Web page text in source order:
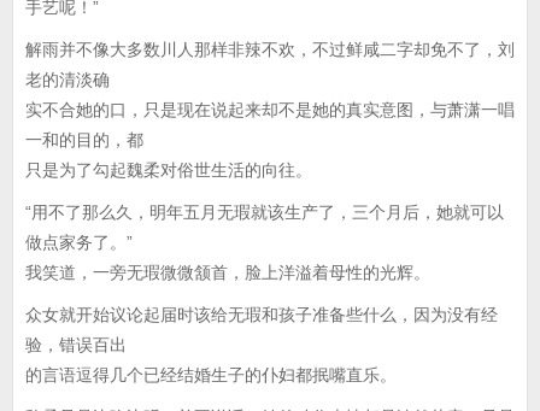
手艺呢！”
解雨并不像大多数川人那样非辣不欢，不过鲜咸二字却免不了，刘
老的清淡确
实不合她的口，只是现在说起来却不是她的真实意图，与萧潇一唱
一和的目的，都
只是为了勾起魏柔对俗世生活的向往。
“用不了那么久，明年五月无瑕就该生产了，三个月后，她就可以
做点家务了。”
我笑道，一旁无瑕微微颔首，脸上洋溢着母性的光辉。
众女就开始议论起届时该给无瑕和孩子准备些什么，因为没有经
验，错误百出
的言语逗得几个已经结婚生子的仆妇都抿嘴直乐。